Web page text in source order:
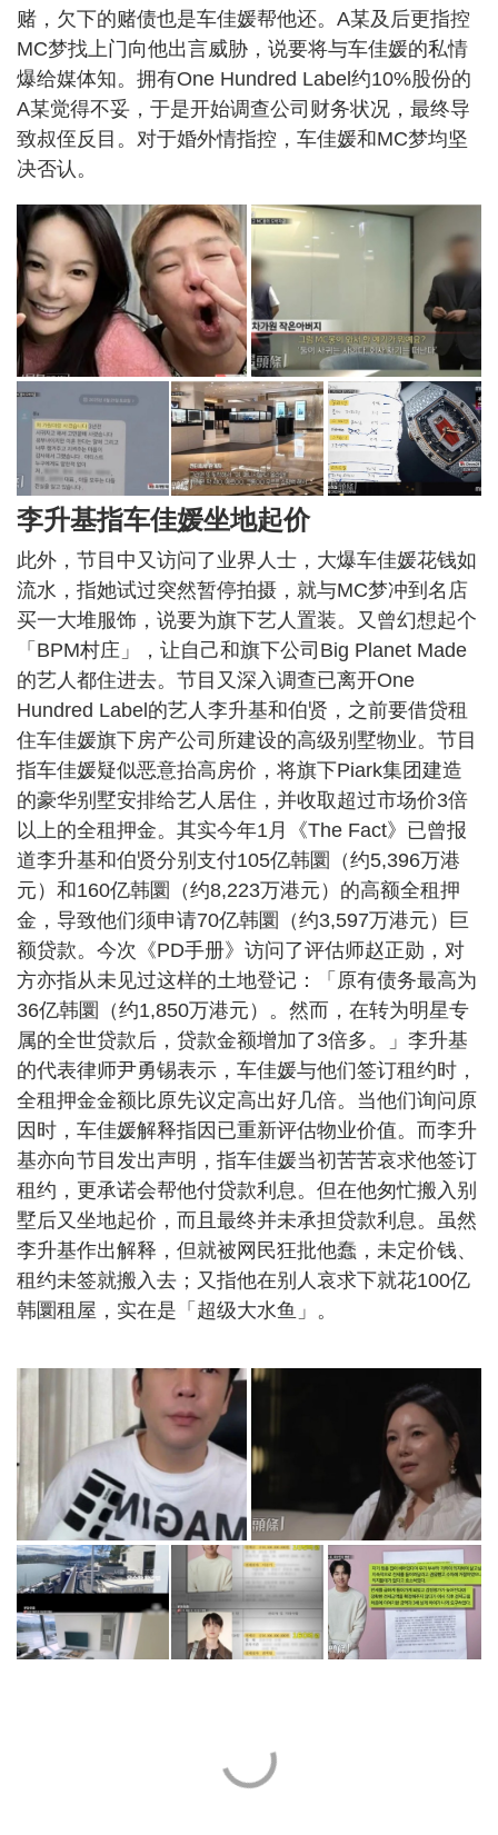
赌，欠下的赌债也是车佳媛帮他还。A某及后更指控
MC梦找上门向他出言威胁，说要将与车佳媛的私情
爆给媒体知。拥有One Hundred Label约10%股份的
A某觉得不妥，于是开始调查公司财务状况，最终导
致叔侄反目。对于婚外情指控，车佳媛和MC梦均坚
决否认。
李升基指车佳媛坐地起价
此外，节目中又访问了业界人士，大爆车佳媛花钱如
流水，指她试过突然暂停拍摄，就与MC梦冲到名店
买一大堆服饰，说要为旗下艺人置装。又曾幻想起个
「BPM村庄」，让自己和旗下公司Big Planet Made
的艺人都住进去。节目又深入调查已离开One
Hundred Label的艺人李升基和伯贤，之前要借贷租
住车佳媛旗下房产公司所建设的高级别墅物业。节目
指车佳媛疑似恶意抬高房价，将旗下Piark集团建造
的豪华别墅安排给艺人居住，并收取超过市场价3倍
以上的全租押金。其实今年1月《The Fact》已曾报
道李升基和伯贤分别支付105亿韩圜（约5,396万港
元）和160亿韩圜（约8,223万港元）的高额全租押
金，导致他们须申请70亿韩圜（约3,597万港元）巨
额贷款。今次《PD手册》访问了评估师赵正勋，对
方亦指从未见过这样的土地登记：「原有债务最高为
36亿韩圜（约1,850万港元）。然而，在转为明星专
属的全世贷款后，贷款金额增加了3倍多。」李升基
的代表律师尹勇锡表示，车佳媛与他们签订租约时，
全租押金金额比原先议定高出好几倍。当他们询问原
因时，车佳媛解释指因已重新评估物业价值。而李升
基亦向节目发出声明，指车佳媛当初苦苦哀求他签订
租约，更承诺会帮他付贷款利息。但在他匆忙搬入别
墅后又坐地起价，而且最终并未承担贷款利息。虽然
李升基作出解释，但就被网民狂批他蠢，未定价钱、
租约未签就搬入去；又指他在别人哀求下就花100亿
韩圜租屋，实在是「超级大水鱼」。